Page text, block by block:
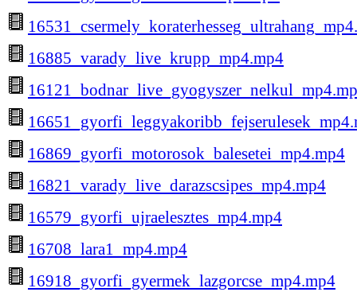
16885_varady_live_krupp_mp4.mp4
16869_gyorfi_motorosok_balesetei_mp4.mp4
16821_varady_live_darazscsipes_mp4.mp4
16579_gyorfi_ujraelesztes_mp4.mp4
16708_lara1_mp4.mp4
16918_gyorfi_gyermek_lazgorcse_mp4.mp4